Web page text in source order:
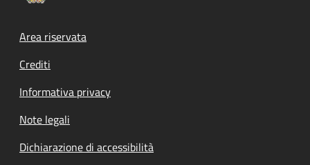
Footer menu
Area riservata
Crediti
Informativa privacy
Note legali
Dichiarazione di accessibilità